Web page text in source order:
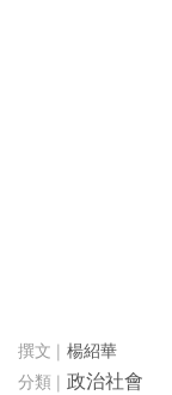
楊紹華
政治社會